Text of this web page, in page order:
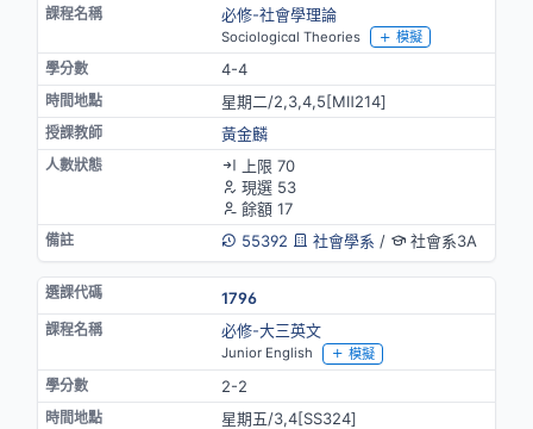
必修-社會學理論
Sociological Theories 模擬
4-4
星期二/2,3,4,5[MⅡ214]
黃金麟
上限 70
現選 53
餘額 17
55392
社會學系 / 社會系3A
1796
必修-大三英文
Junior English 模擬
2-2
星期五/3,4[SS324]